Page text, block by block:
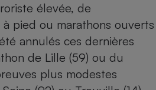
élevée, de
à pied ou marathons ouverts
annulés ces dernières
de Lille (59) ou du
plus modestes
Supermarché - Drive
Mutuelle
Comparatif aspirateur
Comparatif aspirateur
Comparatif cafetière
Comparatif robot cuiseur
Comparatif ultrabook
Comparatif tablette
Image et son
Aménagement
Bricolage - Jardinage
Chauffage
Produit d'entretien
Maladie - Médecine -
Système de santé -
Retraite
- Testez le débit de votre
Internet